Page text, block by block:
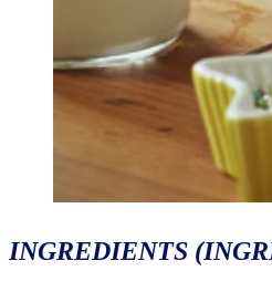
INGREDIENTS